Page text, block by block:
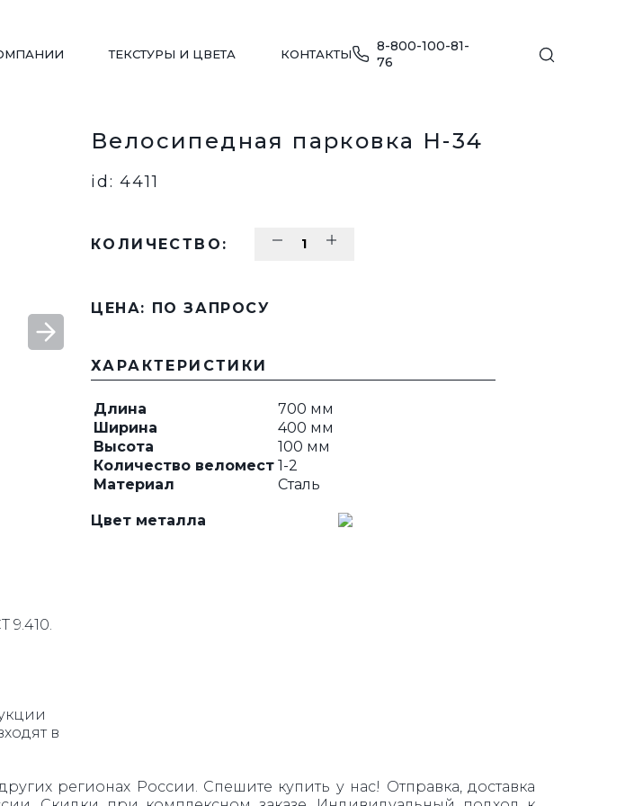
WORKOUT
КАЧЕЛИ
ДЛЯ ОБЩЕСТВЕННЫХ ЗОН
ТЕКСТУРЫ И ЦВЕТА КОНТАКТЫ
8-800-100-81-
76
9.410.
в
Велосипедная парковка H-34
id: 4411
КОЛИЧЕСТВО:
ЦЕНА: ПО ЗАПРОСУ
ХАРАКТЕРИСТИКИ
Длина
700 мм
Ширина
400 мм
Высота
100 мм
Количество веломест 1-2
Материал
Сталь
Цвет металла
регионах России. Спешите купить у нас! Отправка, доставка